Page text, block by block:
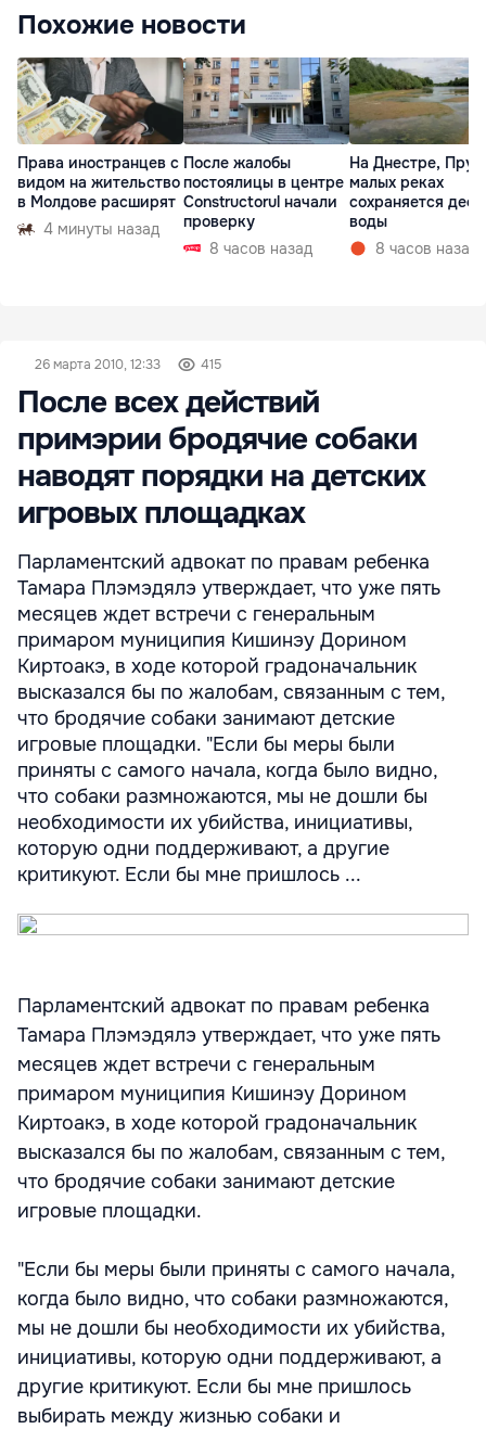
Похожие новости
Права иностранцев с
видом на жительство
в Молдове расширят
4 минуты назад
После жалобы
постоялицы в центре
Constructorul начали
проверку
8 часов назад
На Днестре,
малых реках
сохраняется
воды
8 часов назад
26 марта 2010, 12:33 415
После всех действий
примэрии бродячие собаки
наводят порядки на детских
игровых площадках
Парламентский адвокат по правам ребенка
Тамара Плэмэдялэ утверждает, что уже пять
месяцев ждет встречи с генеральным
примаром муниципия Кишинэу Дорином
Киртоакэ, в ходе которой градоначальник
высказался бы по жалобам, связанным с тем,
что бродячие собаки занимают детские
игровые площадки. "Если бы меры были
приняты с самого начала, когда было видно,
что собаки размножаются, мы не дошли бы
необходимости их убийства, инициативы,
которую одни поддерживают, а другие
критикуют. Если бы мне пришлось ...
Парламентский адвокат по правам ребенка
Тамара Плэмэдялэ утверждает, что уже пять
месяцев ждет встречи с генеральным
примаром муниципия Кишинэу Дорином
Киртоакэ, в ходе которой градоначальник
высказался бы по жалобам, связанным с тем,
что бродячие собаки занимают детские
игровые площадки.
"Если бы меры были приняты с самого начала,
когда было видно, что собаки размножаются,
мы не дошли бы необходимости их убийства,
инициативы, которую одни поддерживают, а
другие критикуют. Если бы мне пришлось
выбирать между жизнью собаки и